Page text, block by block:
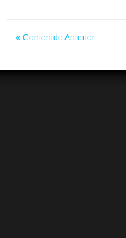
« Contenido Anterior